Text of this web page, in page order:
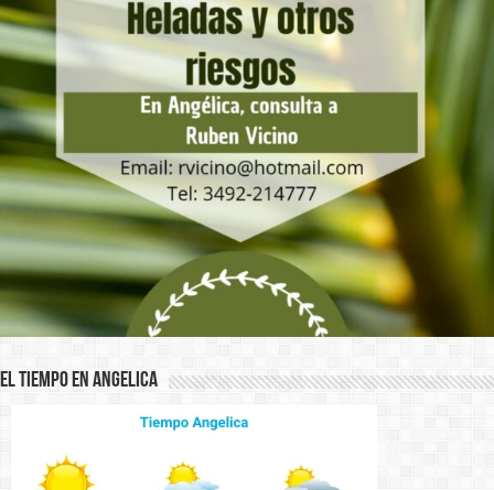
El Tiempo en Angelica